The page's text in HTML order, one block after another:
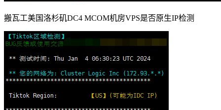
搬瓦工美国洛杉矶DC4 MCOM机房VPS是否原生IP检测